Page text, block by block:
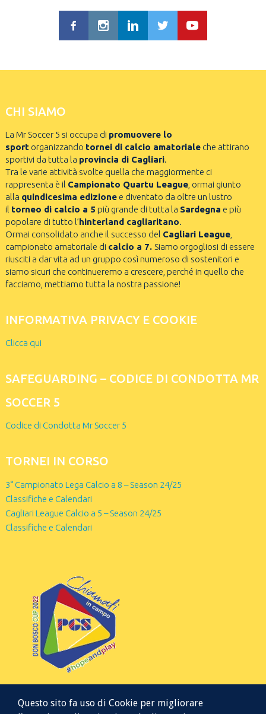
CHI SIAMO
La Mr Soccer 5 si occupa di promuovere lo
sportorganizzando tornei di calcio amatorialeche attirano
sportivi da tutta la provincia di Cagliari.
Tra le varie attività svolte quella che maggiormente ci
rappresenta è il Campionato Quartu League, ormai giunto
alla quindicesima edizionee diventato da oltre un lustro
il torneo di calcio a 5 più grande di tutta la Sardegna e più
popolare di tutto l’hinterland cagliaritano.
Ormai consolidato anche il successo del Cagliari League,
campionato amatoriale di calcio a 7. Siamo orgogliosi di essere
riusciti a dar vita ad un gruppo così numeroso di sostenitori e
siamo sicuri che continueremo a crescere, perché in quello che
facciamo, mettiamo tutta la nostra passione!
INFORMATIVA PRIVACY E COOKIE
Clicca qui
SAFEGUARDING – CODICE DI CONDOTTA MR
SOCCER 5
Codice di Condotta Mr Soccer 5
TORNEI IN CORSO
3° Campionato Lega Calcio a 8 – Season 24/25
Classifiche e Calendari
Cagliari League Calcio a 5 – Season 24/25
Classifiche e Calendari
Questo sito fa uso di Cookie per migliorare